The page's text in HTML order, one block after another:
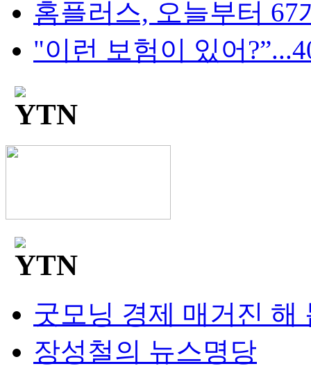
홈플러스, 오늘부터 67
"이런 보험이 있어
굿모닝 경제 매거진 해
장성철의 뉴스명당